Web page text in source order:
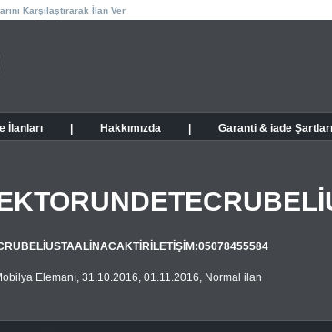
Karşılaştırarak İlan Ver
İlanları Hakkımızda Garanti & iade Şartları
Elemanı, 31.10.2016, 01.11.2016, Normal ilan